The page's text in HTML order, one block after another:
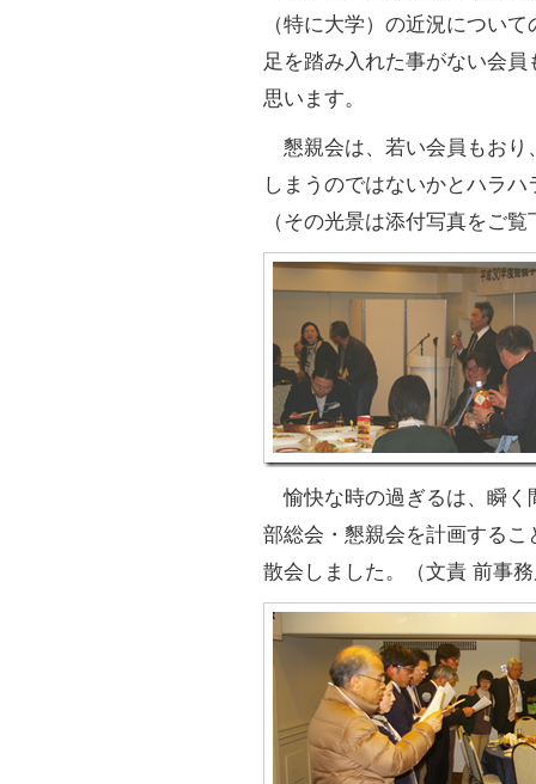
（特に大学）の近況につい
足を踏み入れた事がない会
思います。
懇親会は、若い会員もおり
しまうのではないかとハラ
（その光景は添付写真をご覧
愉快な時の過ぎるは、瞬く
部総会・懇親会を計画する
散会しました。（文責 前事